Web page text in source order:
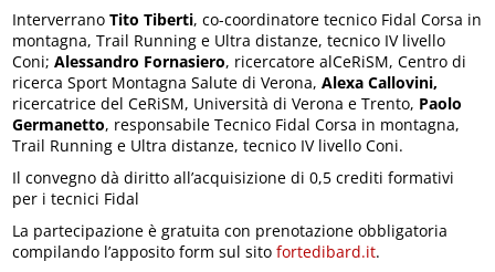
InterverranoTito Tiberti, co-coordinatore tecnico Fidal Corsa in
montagna, Trail Running e Ultra distanze, tecnico IV livello
Coni;Alessandro Fornasiero, ricercatore alCeRiSM, Centro di
ricerca Sport Montagna Salute di Verona,Alexa Callovini,
ricercatrice del CeRiSM, Università di Verona e Trento, Paolo
Germanetto, responsabile Tecnico Fidal Corsa in montagna,
Trail Running e Ultra distanze, tecnico IV livello Coni.
Il convegno dà diritto all’acquisizione di 0,5 crediti formativi
per i tecnici Fidal
La partecipazione è gratuita con prenotazione obbligatoria
compilando l’apposito form sul sito fortedibard.it.